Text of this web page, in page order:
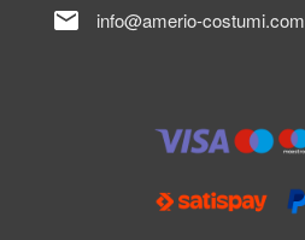
mail info@amerio-costumi.com